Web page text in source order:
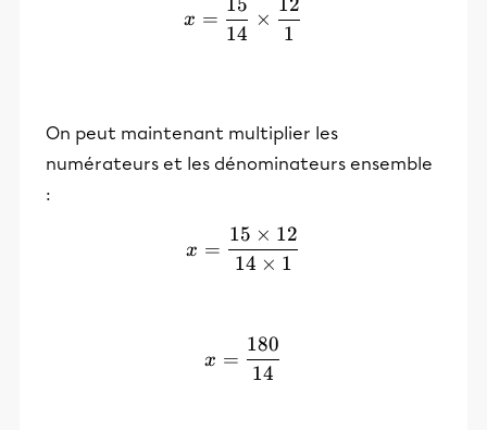
x= \frac{15}{14} \times
x =
14
×
1
On peut maintenant multiplier les
numérateurs et les dénominateurs ensemble
:
x= \frac{15\times
x =
14 × 1
15 × 12
x= \frac{180}{14}
x =
14
180